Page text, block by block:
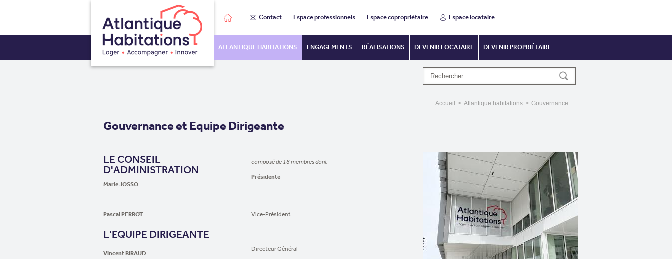
Contact Espace professionnels Espace copropriétaire Espace locataire
ATLANTIQUE HABITATIONS ENGAGEMENTS RÉALISATIONS DEVENIR LOCATAIRE DEVENIR PROPRIÉTAIRE
Accueil > Atlantique habitations > Gouvernance
Gouvernance et Equipe Dirigeante
LE CONSEIL
D'ADMINISTRATION
Marie JOSSO
composé de 18 membres dont
Présidente
Pascal PERROT Vice-Président
L'EQUIPE DIRIGEANTE
Vincent BIRAUD
Directeur Général